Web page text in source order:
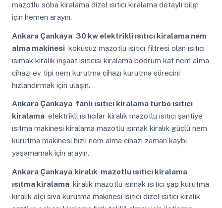
mazotlu soba kiralama dizel ısıtıcı kiralama detaylı bilgi
için hemen arayın.
Ankara Çankaya 30 kw elektrikli ısıtıcı kiralama nem
alma makinesi kokusuz mazotlu ısıtıcı filtresi olan ısıtıcı
ısımak kiralık inşaat ısıtıcısı kiralama bodrum kat nem alma
cihazı ev tipi nem kurutma cihazı kurutma sürecini
hızlandırmak için ulaşın.
Ankara Çankaya fanlı ısıtıcı kiralama turbo ısıtıcı
kiralama elektrikli ısıtıcılar kiralık mazotlu ısıtıcı şantiye
ısıtma makinesi kiralama mazotlu ısımak kiralık güçlü nem
kurutma makinesi hızlı nem alma cihazı zaman kaybı
yaşamamak için arayın.
Ankara Çankaya kiralık mazotlu ısıtıcı kiralama
ısıtma kiralama kiralık mazotlu ısımak ısıtıcı şap kurutma
kiralık alçı sıva kurutma makinesi ısıtıcı dizel ısıtıcı kiralık